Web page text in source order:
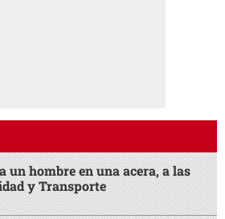
un hombre en una acera, a las
y Transporte